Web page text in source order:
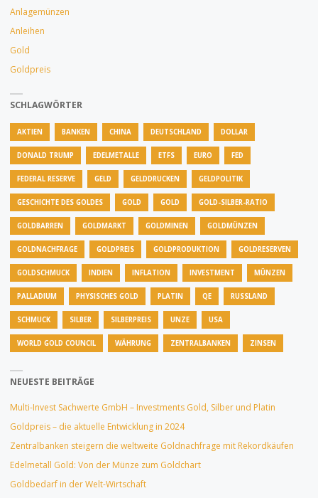
Anlagemünzen
Anleihen
Gold
Goldpreis
SCHLAGWÖRTER
AKTIEN BANKEN CHINA DEUTSCHLAND DOLLAR
DONALD TRUMP EDELMETALLE ETFS EURO FED
FEDERAL RESERVE GELD GELDDRUCKEN GELDPOLITIK
GESCHICHTE DES GOLDES GOLD GOLD GOLD-SILBER-RATIO
GOLDBARREN GOLDMARKT GOLDMINEN GOLDMÜNZEN
GOLDNACHFRAGE GOLDPREIS GOLDPRODUKTION GOLDRESERVEN
GOLDSCHMUCK INDIEN INFLATION INVESTMENT MÜNZEN
PALLADIUM PHYSISCHES GOLD PLATIN QE RUSSLAND
SCHMUCK SILBER SILBERPREIS UNZE USA
WORLD GOLD COUNCIL WÄHRUNG ZENTRALBANKEN ZINSEN
NEUESTE BEITRÄGE
Multi-Invest Sachwerte GmbH – Investments Gold, Silber und Platin
Goldpreis – die aktuelle Entwicklung in 2024
Zentralbanken steigern die weltweite Goldnachfrage mit Rekordkäufen
Edelmetall Gold: Von der Münze zum Goldchart
Goldbedarf in der Welt-Wirtschaft